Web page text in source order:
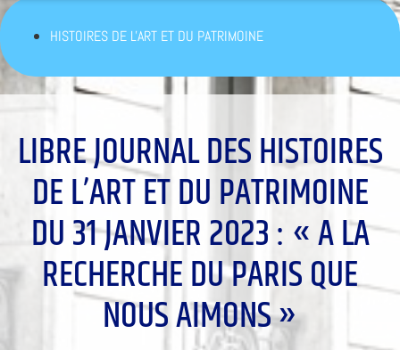
HISTOIRES DE L'ART ET DU PATRIMOINE
LIBRE JOURNAL DES HISTOIRES
DE L’ART ET DU PATRIMOINE
DU 31 JANVIER 2023 : « A LA
RECHERCHE DU PARIS QUE
NOUS AIMONS »